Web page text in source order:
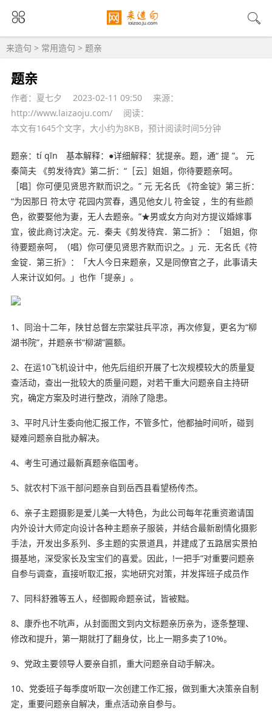
来造句 > 常用造句 > 题亲
题亲
作者：夏七夕 2023-02-11 09:50
来源：
http://www.laizaoju.com/
阅读：
本文有1645个文字，大小约为8KB，预计阅读时间5分钟
题亲：tí qīn 基本解释：●详细解释：犹提亲。题，通“ 提 ”。 元
秦简夫 《剪发待宾》第二折：“［云］姐姐，你待要题亲呵。
［唱］你可便见贤思齐默而识之。” 元 无名氏 《符金锭》第三折：
“为因那日 符太守 花园内赏春，遇见他女儿 符金锭 ，生的有些颜
色，欲要娶他为妻，无人去题亲。”★男或女方向对方提议婚嫁事
宜，彼此商讨决定。元．秦夫《剪发待宾．第二折》：「姐姐，你
待要题亲呵，（唱）你可便见贤思齐默而识之。」元．无名氏《符
金锭．第三折》：「大人今日来题亲，又是同僚官之子，此事请夫
人来计议如何。」也作「提亲」。
1、同治十二年，陕甘总督左宗棠驻兵平凉，再次修复，更名为“柳
湖书院”，并题亲书“柳湖”匾额。
2、在运10飞机设计中，他先后组织开展了七次规模较大的质量复
查活动，查出一批较大的质量问题，对若干重大问题亲自主持研
究，确定方案及时进行整改，消除了隐患。
3、平时凡计生委向他汇报工作，不管多忙，他都抽时间听，碰到
疑难问题亲自批办解决。
4、考生可通过最新真题亲临国考。
5、就农村下派干部问题亲自到岳西县看望杨传杰。
6、亲子主题摄影是爱儿美一大特色，为此公司每年花重资邀请国
内外设计大师定向设计各种主题亲子服装，并结合最新剧情化摄影
手法，开发出多系列、多主题的实景道具，并建成了五路居实景拍
摄基地，深受家长及宝宝们的喜爱。因此，!一把手”对重要问题亲
自参与调查，直接听取汇报，实地研究对策，并发挥班子成员作
7、同科舒雅等五人，经御殿命题亲试，皆被黜。
8、康乔也不吭声，从封面图文到内文标题亲历亲为，逐条整理、
修改和提升，第一期就打了翻身仗，比上一期多卖了10%。
9、党政主要领导人要亲自抓，重大问题亲自动手解决。
10、党委班子每季度听取一次创建工作汇报，做到重大决策亲自制
定，重要问题亲自解决，重点活动亲自参与。